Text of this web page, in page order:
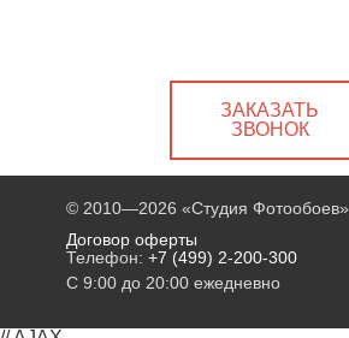
ЗАКАЗАТЬ
ЗВОНОК
© 2010—2026 «Студия Фотообоев»
Договор оферты
Телефон: +7 (499) 2-200-300
С 9:00 до 20:00 ежедневно